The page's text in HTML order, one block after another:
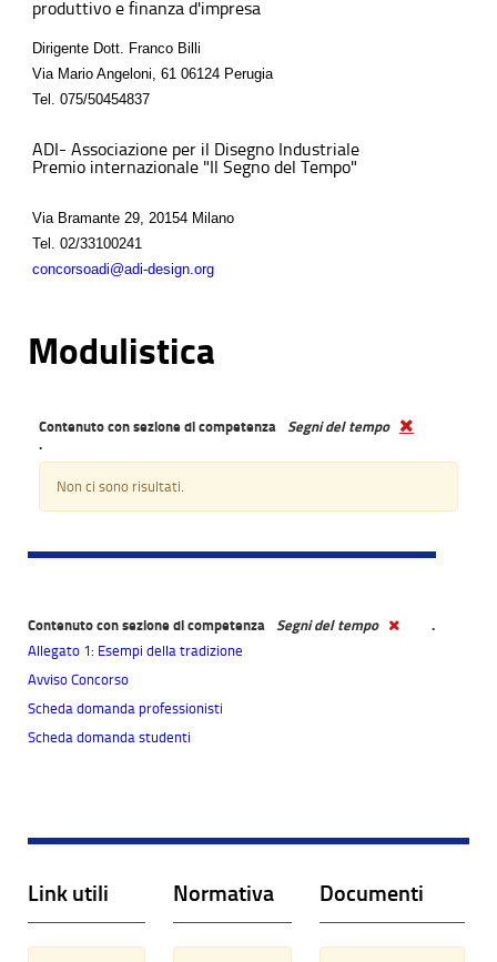
produttivo e finanza d'impresa
Dirigente Dott. Franco Billi
Via Mario Angeloni, 61 06124 Perugia
Tel.
075/50454837
ADI- Associazione per il Disegno Industriale
Premio internazionale "Il Segno del Tempo"
Via Bramante 29, 20154 Milano
Tel.
02/33100241
concorsoadi@adi-design.org
Modulistica
Contenuto con sezione di competenza
Segni del tempo
.
Non ci sono risultati.
Contenuto con sezione di competenza Segni del tempo
.
Allegato 1: Esempi della tradizione
Avviso Concorso
Scheda domanda professionisti
Scheda domanda studenti
Link utili Normativa Documenti